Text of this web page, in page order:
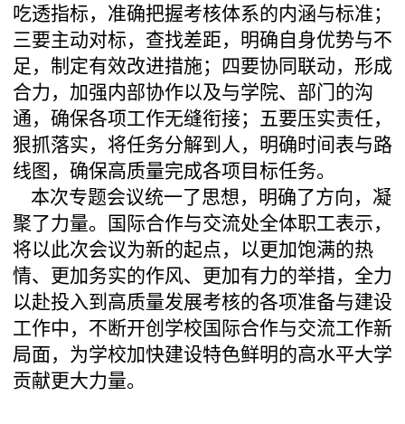
吃透指标，准确把握考核体系的内涵与标准；
三要主动对标，查找差距，明确自身优势与不
足，制定有效改进措施；四要协同联动，形成
合力，加强内部协作以及与学院、部门的沟
通，确保各项工作无缝衔接；五要压实责任，
狠抓落实，将任务分解到人，明确时间表与路
线图，确保高质量完成各项目标任务。
本次专题会议统一了思想，明确了方向，凝
聚了力量。国际合作与交流处全体职工表示，
将以此次会议为新的起点，以更加饱满的热
情、更加务实的作风、更加有力的举措，全力
以赴投入到高质量发展考核的各项准备与建设
工作中，不断开创学校国际合作与交流工作新
局面，为学校加快建设特色鲜明的高水平大学
贡献更大力量。